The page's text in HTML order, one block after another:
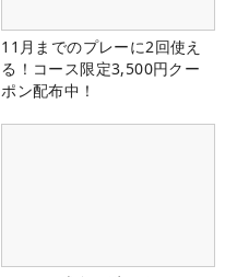
11月までのプレーに2回使え
る！コース限定3,500円クー
ポン配布中！